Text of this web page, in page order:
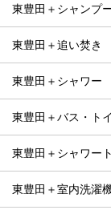
東豊田＋シャンプ
東豊田＋追い焚き
東豊田＋シャワー
東豊田＋バス・ト
東豊田＋シャワー
東豊田＋室内洗濯